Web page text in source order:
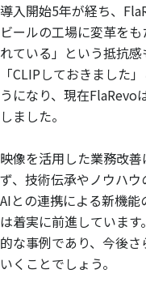
導入開始5年が経ち、
ビールの工場に変革を
れている」という抵抗
「CLIPしておきました
うになり、現在FlaRevo
しました。
映像を活用した業務改
ず、技術伝承やノウハ
AIとの連携による新機
は着実に前進していま
的な事例であり、今後
いくことでしょう。